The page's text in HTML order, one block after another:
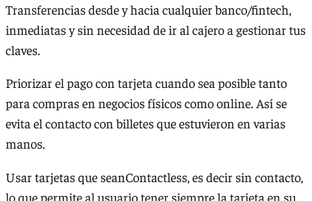
Transferencias desde y hacia cualquier banco/fintech,
inmediatas y sin necesidad de ir al cajero a gestionar tus
claves.
Priorizar el pago con tarjeta cuando sea posible tanto
para compras en negocios físicos como online. Así se
evita el contacto con billetes que estuvieron en varias
manos.
Usar tarjetas que seanContactless, es decir sin contacto,
lo que permite al usuario tener siempre la tarjeta en su